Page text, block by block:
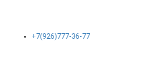
+7(926)777-36-77